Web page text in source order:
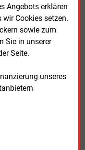
Angebots erklären
Cookies setzen.
sowie zum
Sie in unserer
Seite.
unseres
nicht
Fragen – darunter
sind, lasse sich
Leitfaden
Struktur
der
eines
empfiehlt allen
Prozess
auf Basis